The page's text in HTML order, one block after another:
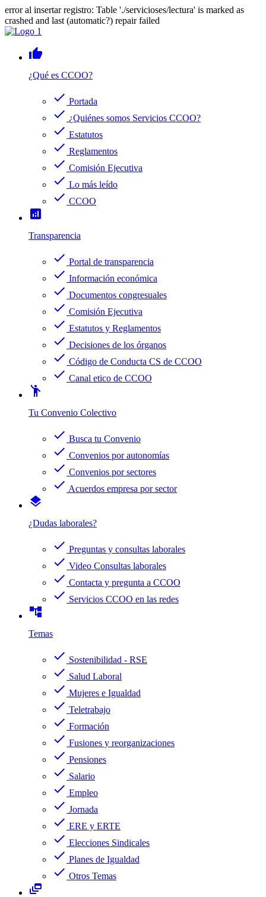
error al insertar registro: Table './servicioses/lectura' is marked as
crashed and last (automatic?) repair failed
thumb_up
¿Qué es CCOO?
check Portada
check ¿Quiénes somos Servicios CCOO?
check Estatutos
check Reglamentos
check Comisión Ejecutiva
check Lo más leído
check CCOO
analytics
Transparencia
check Portal de transparencia
check Información económica
check Documentos congresuales
check Comisión Ejecutiva
check Estatutos y Reglamentos
check Decisiones de los órganos
check Código de Conducta CS de CCOO
check Canal etico de CCOO
emoji_people
Tu Convenio Colectivo
check Busca tu Convenio
check Convenios por autonomías
check Convenios por sectores
check Acuerdos empresa por sector
layers
¿Dudas laborales?
check Preguntas y consultas laborales
check Video Consultas laborales
check Contacta y pregunta a CCOO
check Servicios CCOO en las redes
account_tree
Temas
check Sostenibilidad - RSE
check Salud Laboral
check Mujeres e Igualdad
check Teletrabajo
check Formación
check Fusiones y reorganizaciones
check Pensiones
check Salario
check Empleo
check Jornada
check ERE y ERTE
check Elecciones Sindicales
check Planes de Igualdad
check Otros Temas
dynamic_feed